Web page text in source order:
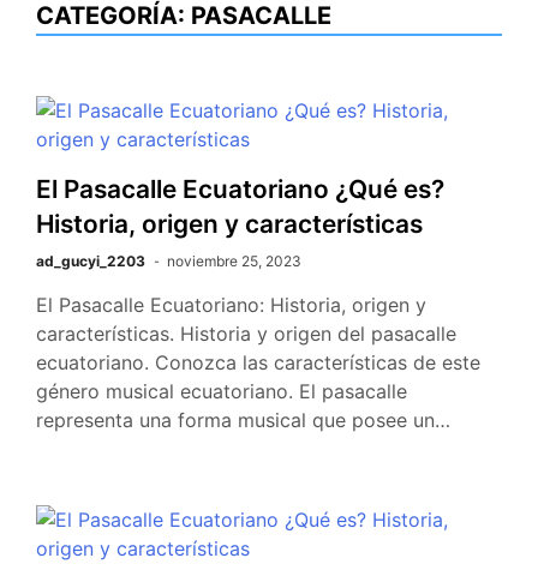
CATEGORÍA: PASACALLE
El Pasacalle Ecuatoriano ¿Qué es?
Historia, origen y características
ad_gucyi_2203 noviembre 25, 2023
El Pasacalle Ecuatoriano: Historia, origen y
características. Historia y origen del pasacalle
ecuatoriano. Conozca las características de este
género musical ecuatoriano. El pasacalle
representa una forma musical que posee un…